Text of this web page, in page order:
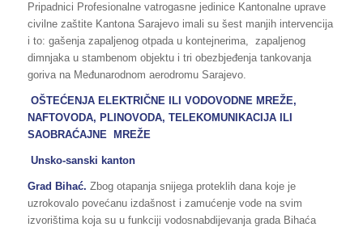
Pripadnici Profesionalne vatrogasne jedinice Kantonalne uprave
civilne zaštite Kantona Sarajevo imali su šest manjih intervencija
i to: gašenja zapaljenog otpada u kontejnerima, zapaljenog
dimnjaka u stambenom objektu i tri obezbjeđenja tankovanja
goriva na Međunarodnom aerodromu Sarajevo.
OŠTEĆENJA ELEKTRIČNE ILI VODOVODNE MREŽE,
NAFTOVODA, PLINOVODA, TELEKOMUNIKACIJA ILI
SAOBRAĆAJNE MREŽE
Unsko-sanski kanton
Grad Bihać. Zbog otapanja snijega proteklih dana koje je
uzrokovalo povećanu izdašnost i zamućenje vode na svim
izvorištima koja su u funkciji vodosnabdijevanja grada Bihaća